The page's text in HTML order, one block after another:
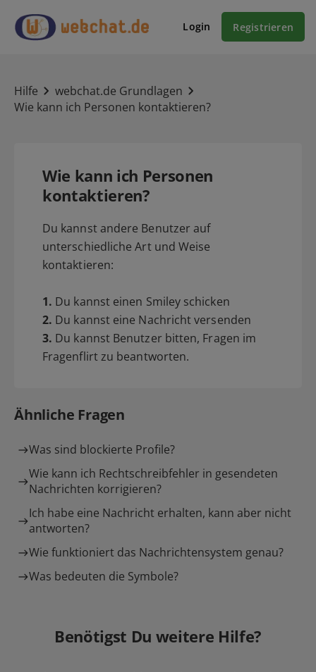
Login Registrieren
Hilfe
webchat.de Grundlagen
Wie kann ich Personen kontaktieren?
Wie kann ich Personen
kontaktieren?
Du kannst andere Benutzer auf
unterschiedliche Art und Weise
kontaktieren:
1. Du kannst einen Smiley schicken
2. Du kannst eine Nachricht versenden
3. Du kannst Benutzer bitten, Fragen im
Fragenflirt zu beantworten.
Ähnliche Fragen
Was sind blockierte Profile?
Wie kann ich Rechtschreibfehler in gesendeten
Nachrichten korrigieren?
Ich habe eine Nachricht erhalten, kann aber nicht
antworten?
Wie funktioniert das Nachrichtensystem genau?
Was bedeuten die Symbole?
Benötigst Du weitere Hilfe?